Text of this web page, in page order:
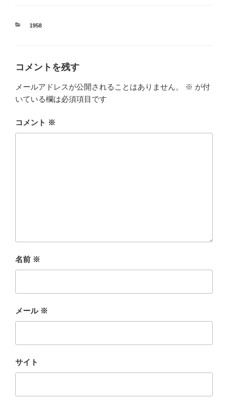
カ
1958
コメントを残す
メールアドレスが公開されることはありません。 ※ が付
いている欄は必須項目です
コメント ※
名前 ※
メール ※
サイト